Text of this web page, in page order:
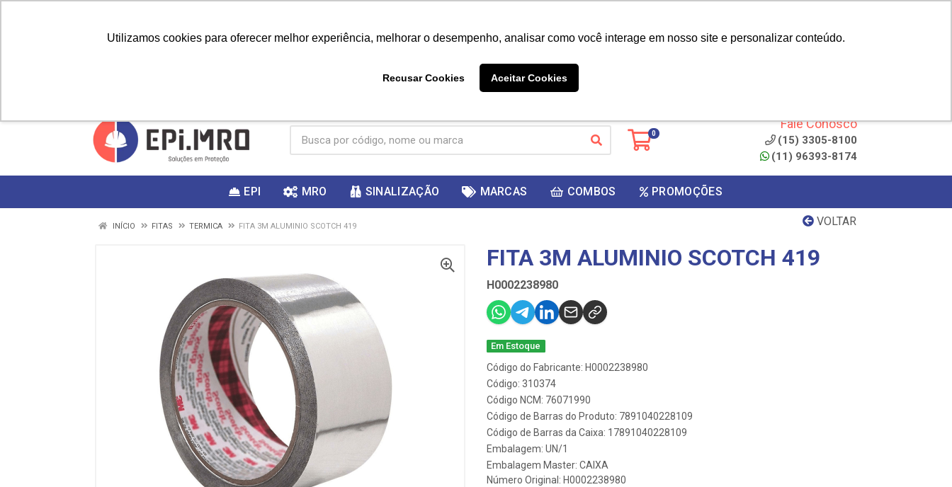
Utilizamos cookies para oferecer melhor experiência, melhorar o desempenho, analisar como você interage em nosso site e personalizar conteúdo.
Recusar Cookies Aceitar Cookies
ganhar
0
Fale Conosco
(15) 3305-8100
(11) 96393-8174
EPI MRO SINALIZAÇÃO MARCAS COMBOS PROMOÇÕES
VOLTAR
INÍCIO FITAS TERMICA FITA 3M ALUMINIO SCOTCH 419
FITA 3M ALUMINIO SCOTCH 419
H0002238980
Em Estoque
Código do Fabricante: H0002238980
Código: 310374
Código NCM: 76071990
Código de Barras do Produto: 7891040228109
Código de Barras da Caixa: 17891040228109
Embalagem: UN/1
Embalagem Master: CAIXA
Número Original: H0002238980